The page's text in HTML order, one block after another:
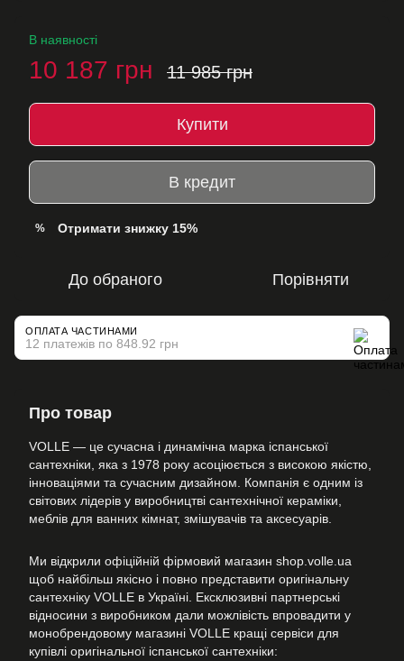
В наявності
10 187 грн 11 985 грн
Купити
В кредит
% Отримати знижку 15%
До обраного Порівняти
ОПЛАТА ЧАСТИНАМИ
12 платежів по 848.92 грн
Про товар
VOLLE — це сучасна і динамічна марка іспанської
сантехніки, яка з 1978 року асоціюється з високою якістю,
інноваціями та сучасним дизайном. Компанія є одним із
світових лідерів у виробництві сантехнічної кераміки,
меблів для ванних кімнат, змішувачів та аксесуарів.
Ми відкрили офіційній фірмовий магазин shop.volle.ua
щоб найбільш якісно і повно представити оригінальну
сантехніку VOLLE в Україні. Ексклюзивні партнерські
відносини з виробником дали можлівість впровадити у
монобрендовому магазині VOLLE кращі сервіси для
купівлі оригінальної іспанської сантехніки: